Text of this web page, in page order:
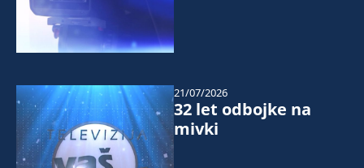
32 let odbojke na
mivki
21/07/2026